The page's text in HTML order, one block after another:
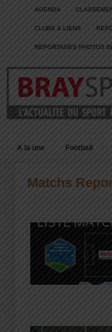
AGENDA
CLUBS & LIENS
REPORTAGES PHOTOS
A la une Football
Matchs